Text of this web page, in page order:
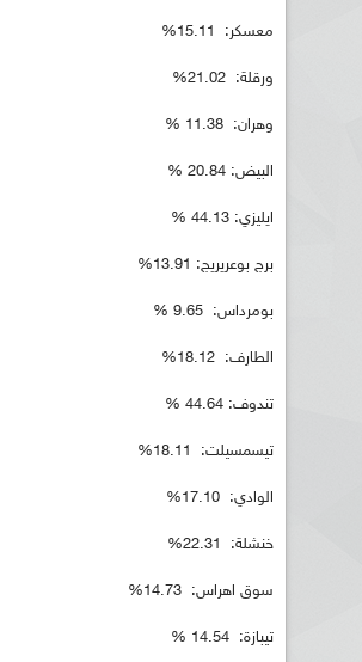
معسكر: 15.11%
ورقلة: 21.02%
وهران: 11.38 %
البيض: 20.84 %
ايليزي: 44.13 %
برج بوعريريج: 13.91%
بومرداس: 9.65 %
الطارف: 18.12%
تندوف: 44.64 %
تيسمسيلت: 18.11%
الوادي: 17.10%
خنشلة: 22.31%
سوق اهراس: 14.73%
تيبازة: 14.54 %